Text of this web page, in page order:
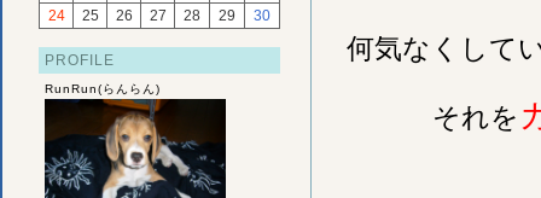
24
25 26 27 28 29 30
PROFILE
RunRun(らんらん)
何気なくして
それを